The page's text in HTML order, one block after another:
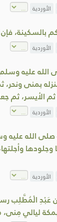
الأوردية
بالسكينة،
الأوردية
الله عليه
بمنى ونحر،
ثم الأيسر، ثم
الأوردية
الله عليه
الأوردية
عَبْدِ الْمُطَّلِب
ليالي مِنى،